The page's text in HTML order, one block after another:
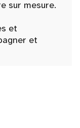
sur mesure.
et
et